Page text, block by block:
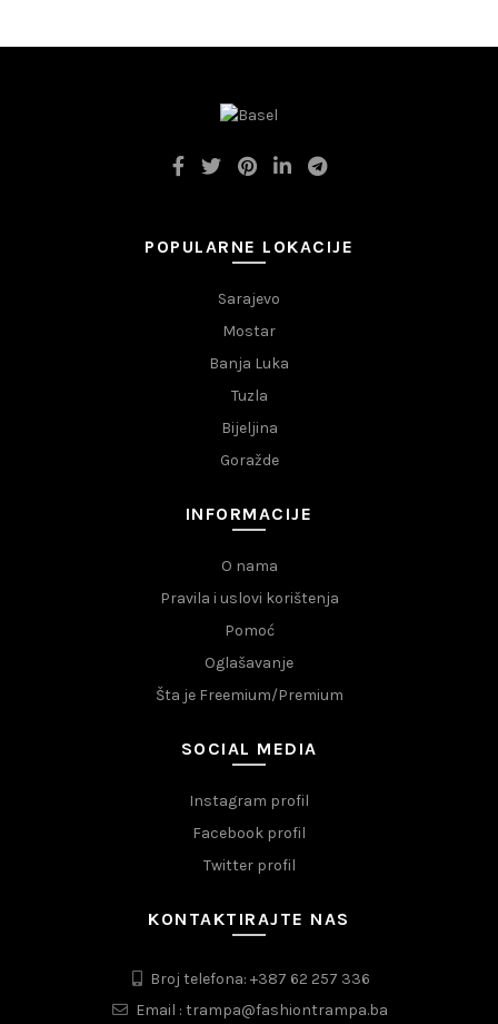
POPULARNE LOKACIJE
Sarajevo
Mostar
Banja Luka
Tuzla
Bijeljina
Goražde
INFORMACIJE
O nama
Pravila i uslovi korištenja
Pomoć
Oglašavanje
Šta je Freemium/Premium
SOCIAL MEDIA
Instagram profil
Facebook profil
Twitter profil
KONTAKTIRAJTE NAS
Broj telefona: +387 62 257 336
Email : trampa@fashiontrampa.ba